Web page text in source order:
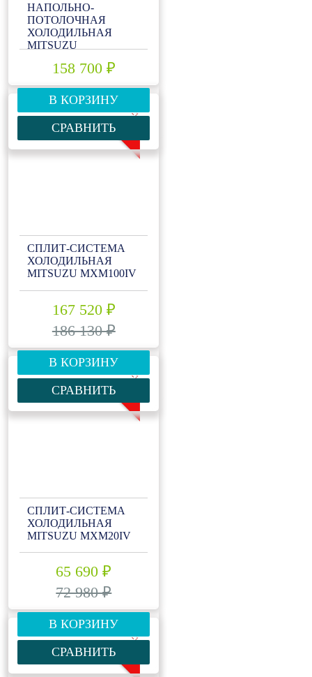
НАПОЛЬНО-
ПОТОЛОЧНАЯ
ХОЛОДИЛЬНАЯ
MITSUZU
158 700 ₽
В КОРЗИНУ
СРАВНИТЬ
-10%
СПЛИТ-СИСТЕМА
ХОЛОДИЛЬНАЯ
MITSUZU MXM100IV
167 520 ₽
186 130 ₽
В КОРЗИНУ
СРАВНИТЬ
-10%
СПЛИТ-СИСТЕМА
ХОЛОДИЛЬНАЯ
MITSUZU MXM20IV
65 690 ₽
72 980 ₽
В КОРЗИНУ
СРАВНИТЬ
-10%